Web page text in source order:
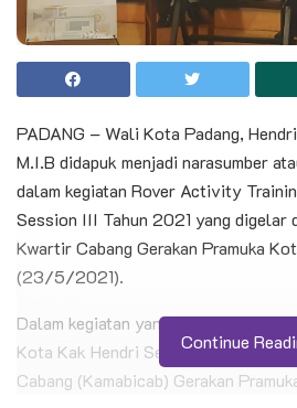
PADANG – Wali Kota Padang,
M.I.B didapuk menjadi narasumber
dalam kegiatan Rover Activity
Session III Tahun 2021 yang digelar
Kwartir Cabang Gerakan Pramuka
(23/5/2021).
Dalam kegiatan yang
Kota Kak Hendri Septa yang juga
Cabang (Kamabicab) Gerakan
Continue